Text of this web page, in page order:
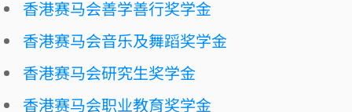
香港赛马会善学善行奖学金
香港赛马会音乐及舞蹈奖学金
香港赛马会研究生奖学金
香港赛马会职业教育奖学金